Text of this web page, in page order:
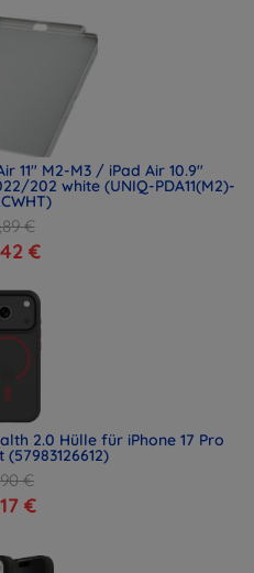
11" M2-M3 / iPad Air 10.9"
202 white (UNIQ-PDA11(M2)-
€
€
2.0 Hülle für iPhone 17 Pro
€
€